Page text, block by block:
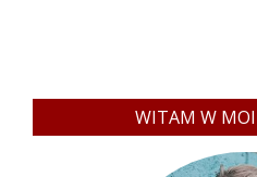
WITAM W